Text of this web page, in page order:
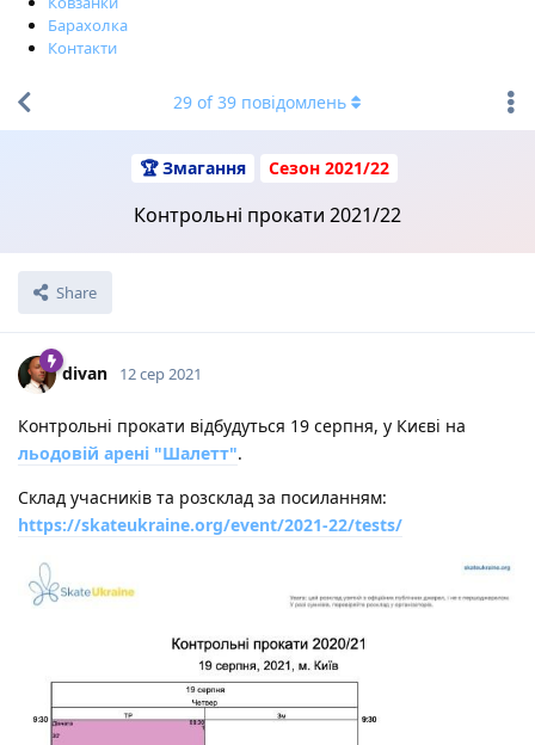
Барахолка
Контакти
🏆 Змагання Сезон 2021/22
Контрольні прокати 2021/22
Share
29 of39 повідомлень
divan 12 сер 2021
Контрольні прокати відбудуться 19 серпня, у Києві на
льодовій арені "Шалетт".
Склад учасників та розсклад за посиланням:
https://skateukraine.org/event/2021-22/tests/